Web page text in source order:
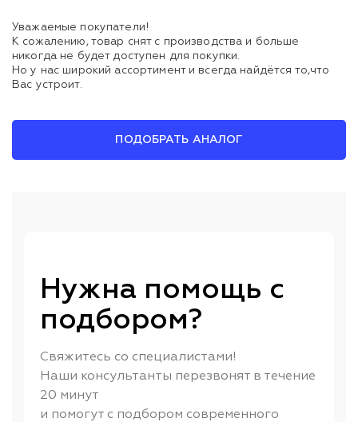
Уважаемые покупатели!
К сожалению, товар снят с производства и больше
никогда не будет доступен для покупки.
Но у нас широкий ассортимент и всегда найдётся то,что
Вас устроит.
ПОДОБРАТЬ АНАЛОГ
Нужна помощь с
подбором?
Свяжитесь со специалистами!
Наши консультанты перезвонят в течение
20 минут
и помогут с подбором современного